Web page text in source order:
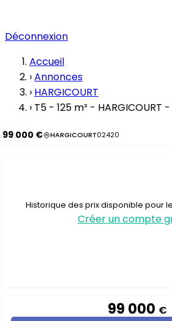
Déconnexion
Accueil
›Annonces
› HARGICOURT
› T5 - 125 m² - HARGICOURT
99 000 € HARGICOURT02420
Historique des prix disponible pour
Créer un compte
99 000 €